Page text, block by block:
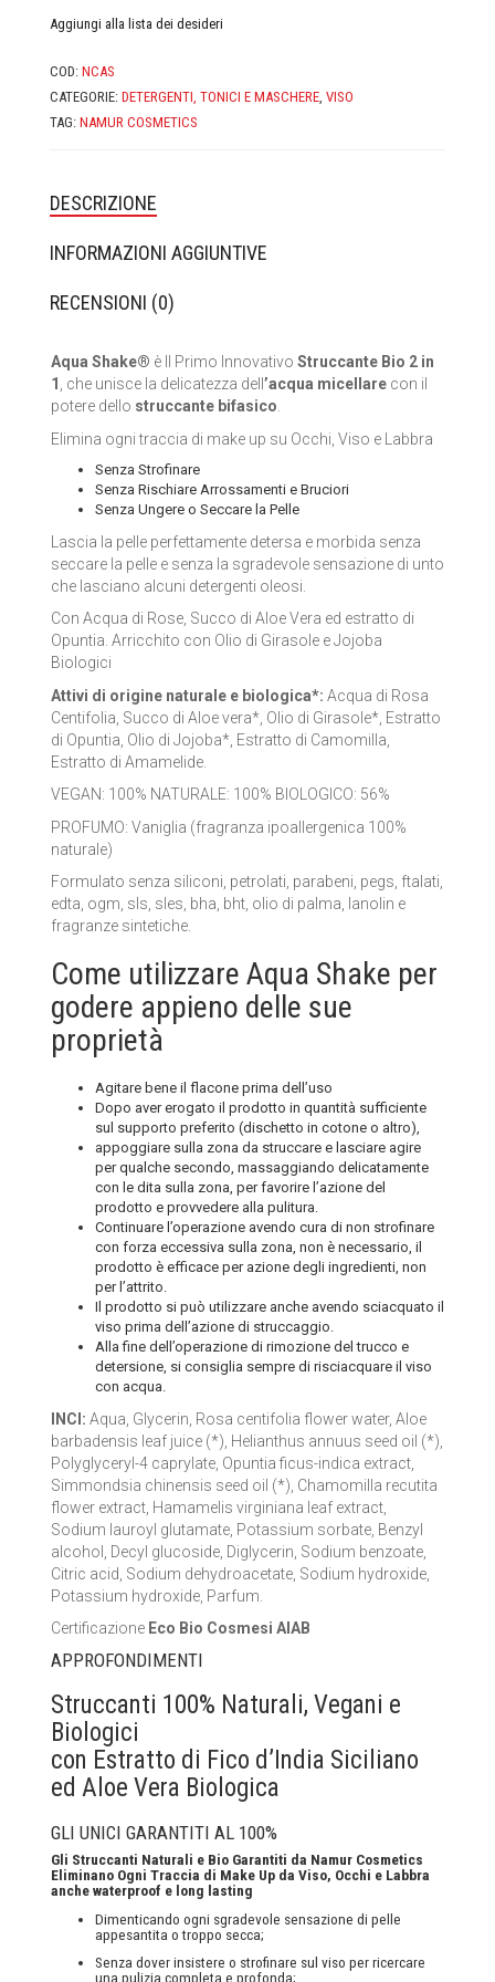
CASA MORANA
DOMUS OLEA TOSCANA
FABY
FITOCOSE
GYADA COSMETICS
HEART AND HOME
INVISIBOBBLE
LA SAPONARIA
LE ERBE DI JANAS
LE FATE BIO
NEVE COSMETICS
PHITOFILOS
PUROBIO COSMETICS
SABADÌ
TEK ITALY
VILLA LODOLA
Aggiungi alla lista dei desideri
COD: NCAS
CATEGORIE: DETERGENTI, TONICI E MASCHERE, VISO
TAG: NAMUR COSMETICS
DESCRIZIONE
INFORMAZIONI AGGIUNTIVE
RECENSIONI (0)
Aqua Shake® è Il Primo Innovativo Struccante Bio 2 in
1
, che unisce la delicatezza dell ’acqua micellare con il
potere dello struccante bifasico
Elimina ogni traccia di make up su Occhi, Viso e Labbra
Senza Strofinare
Senza Rischiare Arrossamenti e Bruciori
Senza Ungere o Seccare la Pelle
Lascia la pelle perfettamente detersa e morbida senza
seccare la pelle e senza la sgradevole sensazione di unto
che lasciano alcuni detergenti oleosi.
Con Acqua di Rose, Succo di Aloe Vera ed estratto di
Opuntia. Arricchito con Olio di Girasole e Jojoba
Biologici
Attivi di origine naturale e biologica*: Acqua di Rosa
Centifolia, Succo di Aloe vera*, Olio di Girasole*, Estratto
di Opuntia, Olio di Jojoba*, Estratto di Camomilla,
Estratto di Amamelide.
VEGAN: 100% NATURALE: 100% BIOLOGICO: 56%
PROFUMO: Vaniglia (fragranza ipoallergenica 100%
naturale)
Formulato senza siliconi, petrolati, parabeni, pegs, ftalati,
edta, ogm, sls, sles, bha, bht, olio di palma, lanolin e
fragranze sintetiche.
Come utilizzare Aqua Shake per
godere appieno delle sue
proprietà
Agitare bene il flacone prima dell’uso
Dopo aver erogato il prodotto in quantità sufficiente
sul supporto preferito (dischetto in cotone o altro),
appoggiare sulla zona da struccare e lasciare agire
per qualche secondo, massaggiando delicatamente
con le dita sulla zona, per favorire l’azione del
prodotto e provvedere alla pulitura.
Continuare l’operazione avendo cura di non strofinare
con forza eccessiva sulla zona, non è necessario, il
prodotto è efficace per azione degli ingredienti, non
per l’attrito.
Il prodotto si può utilizzare anche avendo sciacquato il
viso prima dell’azione di struccaggio.
Alla fine dell’operazione di rimozione del trucco e
detersione, si consiglia sempre di risciacquare il viso
con acqua.
INCI: Aqua, Glycerin, Rosa centifolia flower water, Aloe
barbadensis leaf juice (*), Helianthus annuus seed oil (*),
Polyglyceryl-4 caprylate, Opuntia ficus-indica extract,
Simmondsia chinensis seed oil (*), Chamomilla recutita
flower extract, Hamamelis virginiana leaf extract,
Sodium lauroyl glutamate, Potassium sorbate, Benzyl
alcohol, Decyl glucoside, Diglycerin, Sodium benzoate,
Citric acid, Sodium dehydroacetate, Sodium hydroxide,
Potassium hydroxide, Parfum.
Certificazione Eco Bio Cosmesi AIAB
APPROFONDIMENTI
Struccanti 100% Naturali, Vegani e
Biologici
con Estratto di Fico d’India Siciliano
ed Aloe Vera Biologica
GLI UNICI GARANTITI AL 100%
Gli Struccanti Naturali e Bio Garantiti da Namur Cosmetics
Eliminano Ogni Traccia di Make Up da Viso, Occhi e Labbra
anche waterproof e long lasting
Dimenticando ogni sgradevole sensazione di pelle
appesantita o troppo secca;
Senza dover insistere o strofinare sul viso per ricercare
una pulizia completa e profonda;